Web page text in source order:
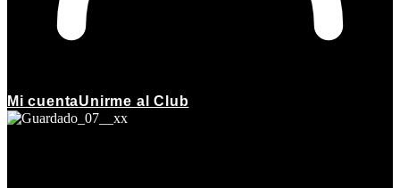
Mi cuentaUnirme al Club